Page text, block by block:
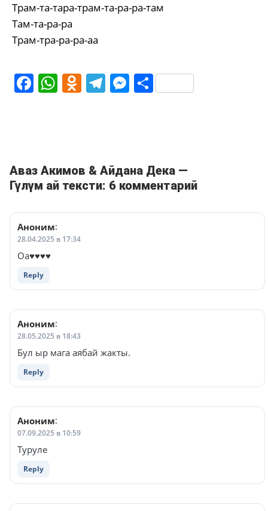
Трам-та-тара-трам-та-ра-ра-там
Там-та-ра-ра
Трам-тра-ра-ра-аа
Facebook
WhatsApp
Odnoklassniki
Telegram
Messenger
Share
Аваз Акимов & Айдана Дека —
Гүлүм ай тексти: 6 комментарий
Аноним:
28.04.2025 в 17:34
Оа♥️♥️♥️♥️
Reply
Аноним:
28.05.2025 в 18:43
Бул ыр мага аябай жакты.
Reply
Аноним:
07.09.2025 в 10:59
Туруле
Reply